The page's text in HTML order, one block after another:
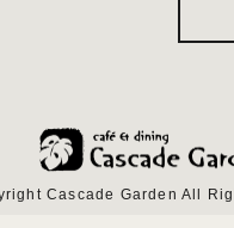
Cascade Garden All